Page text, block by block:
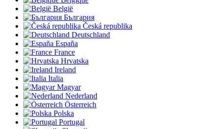
België
България
Česká republika
Deutschland
España
France
Hrvatska
Ireland
Italia
Magyar
Nederland
Österreich
Polska
Portugal